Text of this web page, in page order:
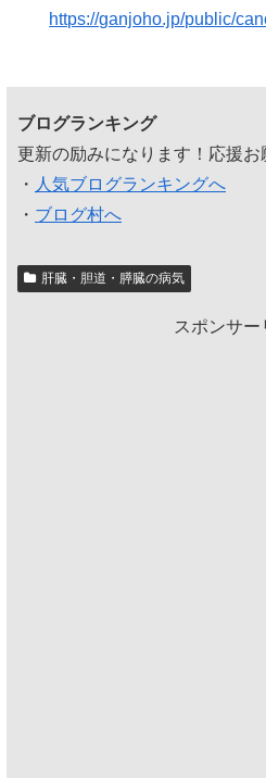
https://ganjoho.jp/public/
ブログランキング
更新の励みになります！応援お
・ 人気ブログランキングへ
・ ブログ村へ
肝臓・胆道・膵臓の病気
スポンサー